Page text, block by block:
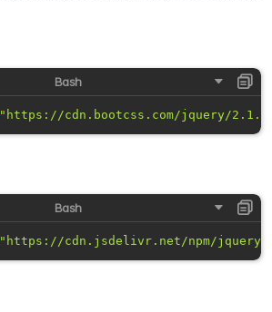
"https://cdn.bootcss.com/jquery/
"https://cdn.jsdelivr.net/npm/